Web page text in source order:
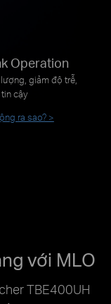
Operation
giảm độ trễ,
cậy
ra sao? >
với MLO
TBE400UH